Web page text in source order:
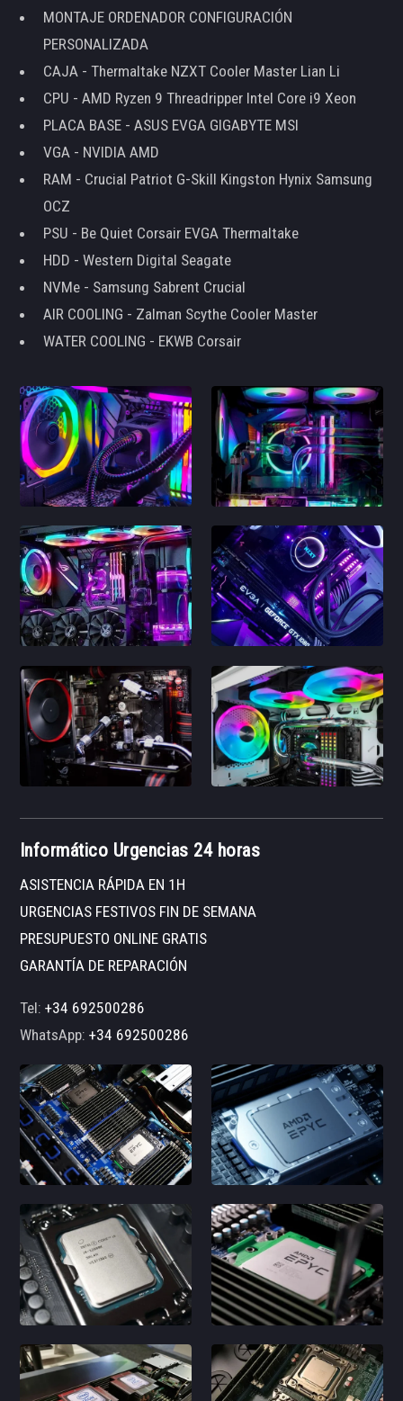
MONTAJE ORDENADOR CONFIGURACIÓN
PERSONALIZADA
CAJA - Thermaltake NZXT Cooler Master Lian Li
CPU - AMD Ryzen 9 Threadripper Intel Core i9 Xeon
PLACA BASE - ASUS EVGA GIGABYTE MSI
VGA - NVIDIA AMD
RAM - Crucial Patriot G-Skill Kingston Hynix Samsung
OCZ
PSU - Be Quiet Corsair EVGA Thermaltake
HDD - Western Digital Seagate
NVMe - Samsung Sabrent Crucial
AIR COOLING - Zalman Scythe Cooler Master
WATER COOLING - EKWB Corsair
Informático Urgencias 24 horas
ASISTENCIA RÁPIDA EN 1H
URGENCIAS FESTIVOS FIN DE SEMANA
PRESUPUESTO ONLINE GRATIS
GARANTÍA DE REPARACIÓN
Tel:+34 692500286
WhatsApp:+34 692500286